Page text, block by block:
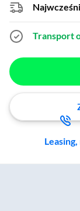
Transport